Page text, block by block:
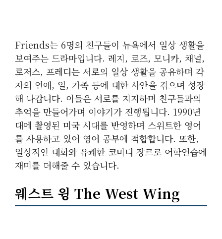
Friends는 6명의 친구들이 뉴욕에서 일상 생활을
보여주는 드라마입니다. 레지, 로즈, 모니카, 채널,
로저스, 프레디는 서로의 일상 생활을 공유하며 각
자의 연애, 일, 가족 등에 대한 사안을 겪으며 성장
해 나갑니다. 이들은 서로를 지지하며 친구들과의
추억을 만들어가며 이야기가 진행됩니다. 1990년
대에 촬영된 미국 시대를 반영하며 스위트한 영어
를 사용하고 있어 영어 공부에 적합합니다. 또한,
일상적인 대화와 유쾌한 코미디 장르로 어학연습에
재미를 더해줄 수 있습니다.
웨스트 윙 The West Wing